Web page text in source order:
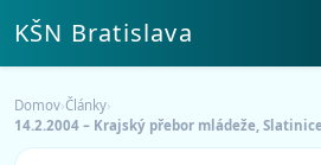
KŠN Bratislava
Domov›Články›
14.2.2004 – Krajský přebor mládeže,